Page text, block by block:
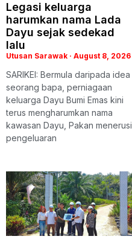
Legasi keluarga
harumkan nama Lada
Dayu sejak sedekad
lalu
Utusan Sarawak August 8, 2026
SARIKEI: Bermula daripada idea
seorang bapa, perniagaan
keluarga Dayu Bumi Emas kini
terus mengharumkan nama
kawasan Dayu, Pakan menerusi
pengeluaran